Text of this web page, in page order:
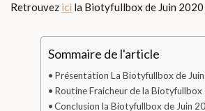
Retrouvez ici la Biotyfullbox de Juin 2020
Sommaire de l'article
Présentation La Biotyfullbox de
Routine Fraicheur de la Biotyfullbox
Conclusion la Biotyfullbox de Juin